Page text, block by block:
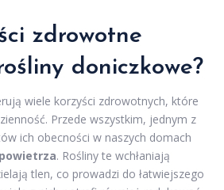
zdrowotne
doniczkowe?
wiele korzyści zdrowotnych, które
Przede wszystkim, jednym z
ich obecności w naszych domach
. Rośliny te wchłaniają
tlen, co prowadzi do łatwiejszego